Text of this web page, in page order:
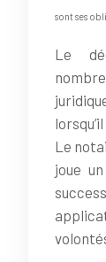
sont ses
Le
Le
joue